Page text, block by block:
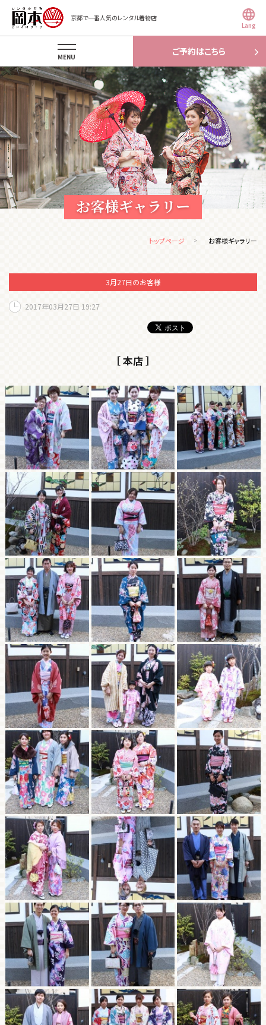
京都で一番人気のレンタル着物店
Lang
ご予約はこちら
MENU
お客様ギャラリー
トップページ お客様ギャラリー
3月27日のお客様
2017年03月27日 19:27
［ 本店 ］